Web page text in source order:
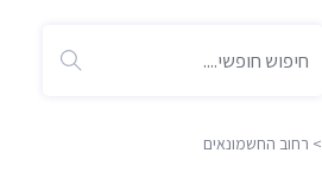
> רחוב החשמונאים